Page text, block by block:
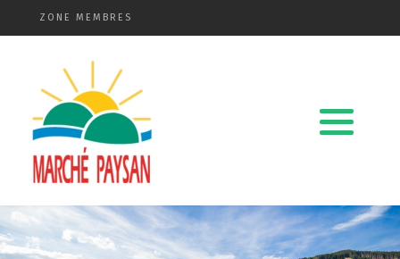
ZONE MEMBRES
Qui sommes-nous ?
La charte
Le comité
Le matériel membres